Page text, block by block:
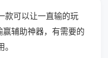
款可以让一直输的玩
赢辅助神器，有需要的